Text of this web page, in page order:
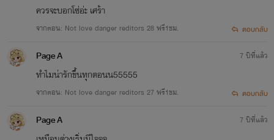
ควรจะบอกโซ่อ่ะ เศร้า
จากตอน: Not love danger reditors 28 ฟรี1ชม. ตอบกลับ
Page A
ทำไมน่ารักขึ้นทุกตอนน55555
จากตอน: Not love danger reditors 27 ฟรี1ชม.
7 ปีที่แล้ว
ตอบกลับ
Page A 7 ปีที่แล้ว